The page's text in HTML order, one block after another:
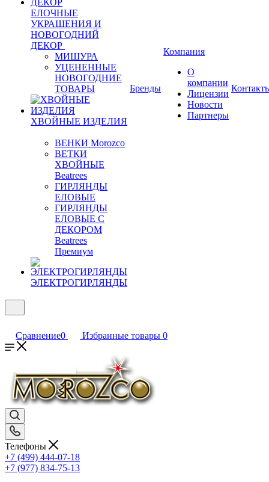
ЕЛОЧНЫЕ
УКРАШЕНИЯ И
НОВОГОДНИЙ
ДЕКОР
МИШУРА
УЦЕНЕННЫЕ
НОВОГОДНИЕ
ТОВАРЫ
ХВОЙНЫЕ ИЗДЕЛИЯ
ВЕНКИ Morozco
ВЕТКИ
ХВОЙНЫЕ
Beatrees
ГИРЛЯНДЫ
ЕЛОВЫЕ
ГИРЛЯНДЫ
ЕЛОВЫЕ С
ДЕКОРОМ
Beatrees
Премиум
ЭЛЕКТРОГИРЛЯНДЫ
Бренды
Компания
О
компании
Лицензии
Новости
Партнеры
Сравнение0 Избранные товары 0
Телефоны
+7 (499) 444-07-18
+7 (977) 834-75-13